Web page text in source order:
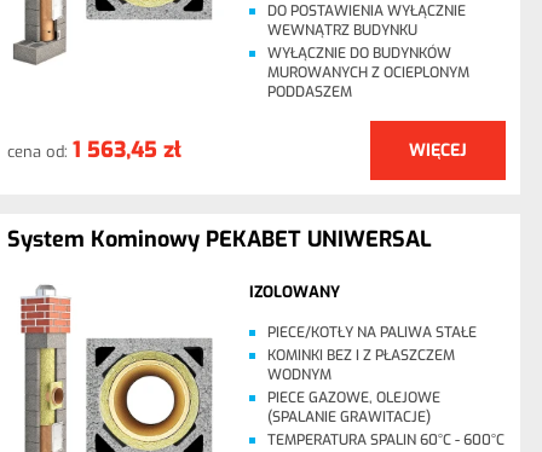
DO POSTAWIENIA WYŁĄCZNIE
WEWNĄTRZ BUDYNKU
WYŁĄCZNIE DO BUDYNKÓW
MUROWANYCH Z OCIEPLONYM
PODDASZEM
cena od: 1 563,45 zł WIĘCEJ
System Kominowy PEKABET UNIWERSAL
IZOLOWANY
PIECE/KOTŁY NA PALIWA STAŁE
KOMINKI BEZ I Z PŁASZCZEM
WODNYM
PIECE GAZOWE, OLEJOWE
(SPALANIE GRAWITACJE)
TEMPERATURA SPALIN 60°C - 600°C